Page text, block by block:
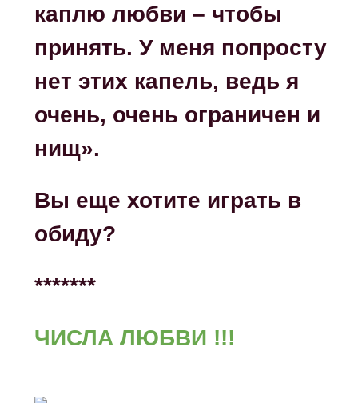
каплю любви – чтобы
принять. У меня попросту
нет этих капель, ведь я
очень, очень ограничен и
нищ».
Вы еще хотите играть в
обиду?
*******
ЧИСЛА ЛЮБВИ !!!